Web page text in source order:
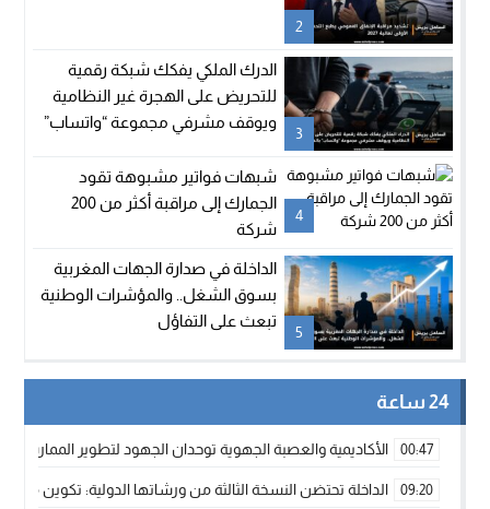
2
3
الدرك الملكي يفكك شبكة رقمية
للتحريض على الهجرة غير النظامية
ويوقف مشرفي مجموعة “واتساب”
4
شبهات فواتير مشبوهة تقود
الجمارك إلى مراقبة أكثر من 200
شركة
5
الداخلة في صدارة الجهات المغربية
بسوق الشغل.. والمؤشرات الوطنية
تبعث على التفاؤل
24 ساعة
00:47 الأكاديمية والعصبة الجهوية توحدان الجهود لتطوير الممارسة
09:20 الداخلة تحتضن النسخة الثالثة من ورشاتها الدولية: تكوين